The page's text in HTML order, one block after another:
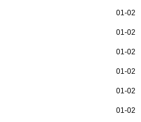
01-02
01-02
01-02
01-02
01-02
01-02